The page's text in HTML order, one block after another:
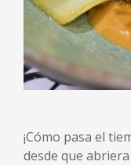
¡Cómo pasa el
desde que